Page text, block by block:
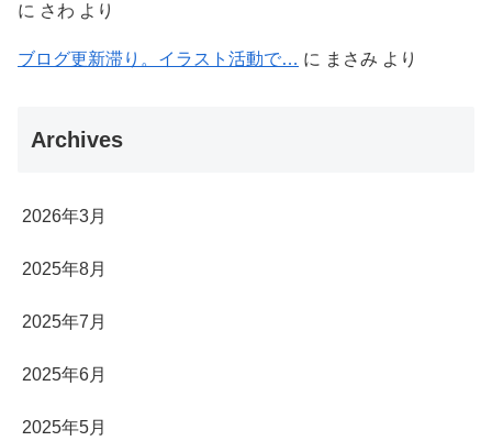
に さわ より
ブログ更新滞り。イラスト活動で… に まさみ より
Archives
2026年3月
2025年8月
2025年7月
2025年6月
2025年5月